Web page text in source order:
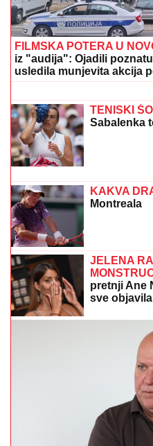
"Šta će
što se
kesu:
draga
SANJA
Markom:
na njoj
PRVI SNIMAK TEE
SAOBRAĆAJKE!
ZAVOJEM preko celog
IMA
METOHIJI
dvorišta i
prohodao
HITNO SE
BAJDEN:
stanju oca -